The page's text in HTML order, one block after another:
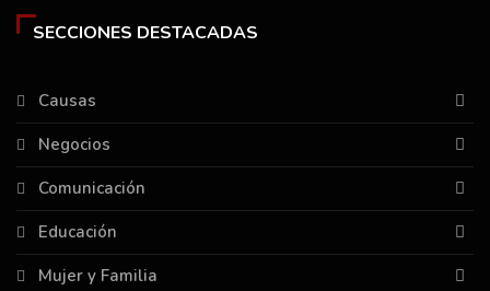
SECCIONES DESTACADAS
Causas
Negocios
Comunicación
Educación
Mujer y Familia